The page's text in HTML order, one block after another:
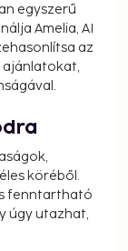
egyszerű
Amelia, AI
az
ajánlatokat,
köréből.
fenntartható
úgy utazhat,